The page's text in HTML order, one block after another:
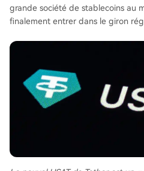
ase internationale hors de la
ts-Unis. D'ici 2028, les plateformes américaines
ur de dette du Trésor américain
ntuant la dépendance des
e entité qu'il ne régule pas. En somme, l'USAT
n'est pas le signe que Tether se
grande société de stablecoins au
finalement entrer dans le giron